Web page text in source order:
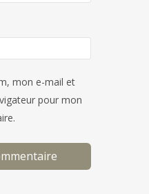
mon e-mail et
pour mon